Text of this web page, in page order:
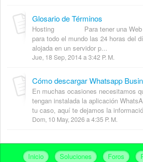
Glosario de Términos
Hosting Para tener una Web
para todo el mundo las 24 horas del
alojada en un servidor p...
Jue, 18 Sep, 2014 a 3:42 P. M.
Cómo descargar Whatsapp
En muchas ocasiones necesitamos
tengan instalada la aplicación
tu caso, aquí te dejamos la
Dom, 10 May, 2026 a 4:35 P. M.
Inicio Soluciones Foros